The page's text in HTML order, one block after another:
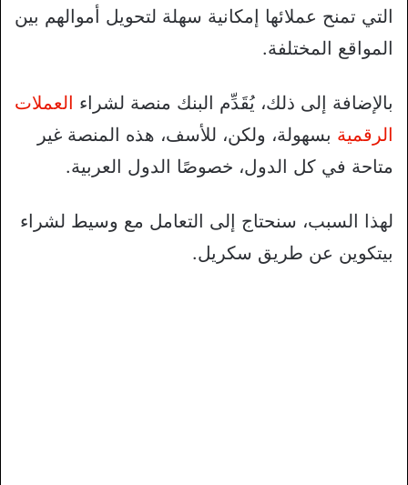
التي تمنح عملائها إمكانية سهلة لتحويل أموالهم بين
المواقع المختلفة.
بالإضافة إلى ذلك، يُقَدِّم البنك منصة لشراء العملات
الرقمية بسهولة، ولكن، للأسف، هذه المنصة غير
متاحة في كل الدول، خصوصًا الدول العربية.
لهذا السبب، سنحتاج إلى التعامل مع وسيط لشراء
بيتكوين عن طريق سكريل.